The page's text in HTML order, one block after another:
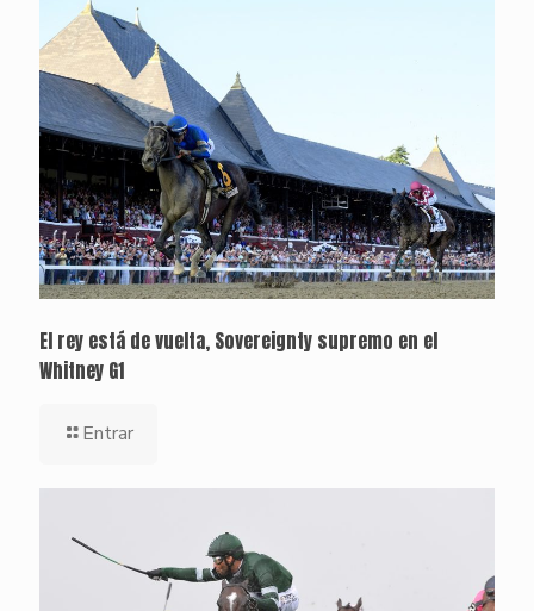
El rey está de vuelta, Sovereignty supremo en el
Whitney G1
Entrar